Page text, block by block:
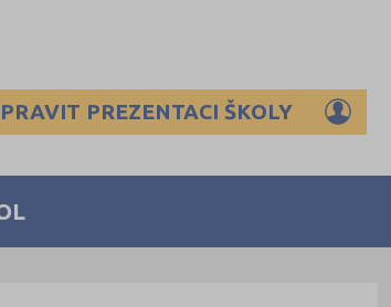
PREZENTACI ŠKOLY